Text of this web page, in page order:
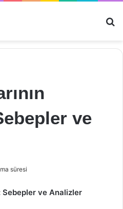
ve
süresi
Sebepler ve Analizler